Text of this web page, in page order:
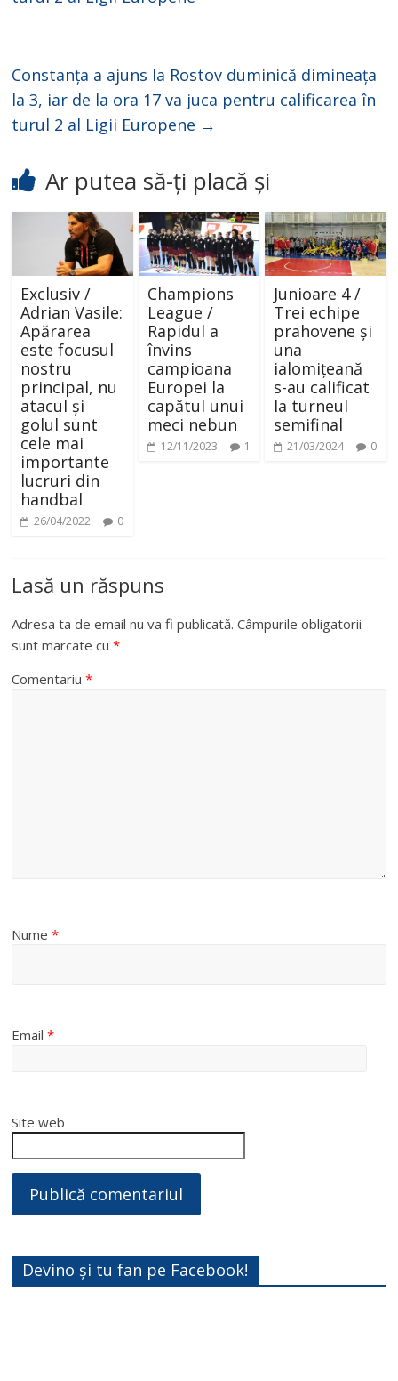
Constanța a ajuns la Rostov duminică dimineața
la 3, iar de la ora 17 va juca pentru calificarea în
turul 2 al Ligii Europene →
Ar putea să-ți placă și
Exclusiv /
Adrian Vasile:
Apărarea
este focusul
nostru
principal, nu
atacul și
golul sunt
cele mai
importante
lucruri din
handbal
26/04/2022 0
Champions
League /
Rapidul a
învins
campioana
Europei la
capătul unui
meci nebun
12/11/2023 1
Junioare 4 /
Trei echipe
prahovene și
una
ialomițeană
s-au calificat
la turneul
semifinal
21/03/2024 0
Lasă un răspuns
Adresa ta de email nu va fi publicată. Câmpurile obligatorii
sunt marcate cu*
Comentariu*
Nume*
Email*
Site web
Devino și tu fan pe Facebook!